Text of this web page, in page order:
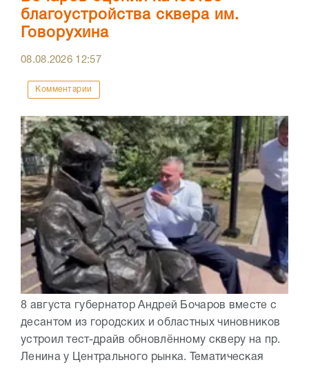
благоустройства сквера им.
Говорухина
08.08.2026 12:57
Комментарии
8 августа губернатор Андрей Бочаров вместе с
десантом из городских и областных чиновников
устроил тест-драйв обновлённому скверу на пр.
Ленина у Центрального рынка. Тематическая